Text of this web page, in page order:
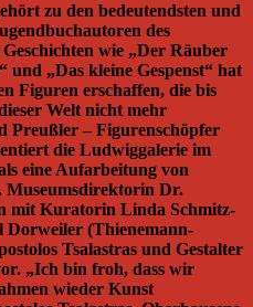
zu den bedeutendsten und
des
wie „Der Räuber
und „Das kleine Gespenst“ hat
Figuren erschaffen, die bis
Welt nicht mehr
Preußler – Figurenschöpfer
die Ludwiggalerie im
eine Aufarbeitung von
Museumsdirektorin Dr.
mit Kuratorin Linda Schmitz-
Dorweiler (Thienemann-
Tsalastras und Gestalter
„Ich bin froh, dass wir
wieder Kunst